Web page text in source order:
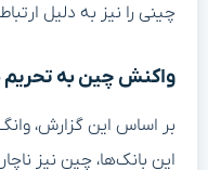
چینی را نیز به دلیل
واکنش چین به تحریم
بر اساس این گزارش،
این بانک‌ها، چین نیز